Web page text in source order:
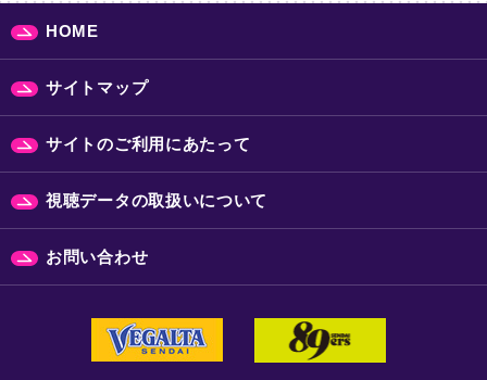
HOME
サイトマップ
サイトのご利用にあたって
視聴データの取扱いについて
お問い合わせ